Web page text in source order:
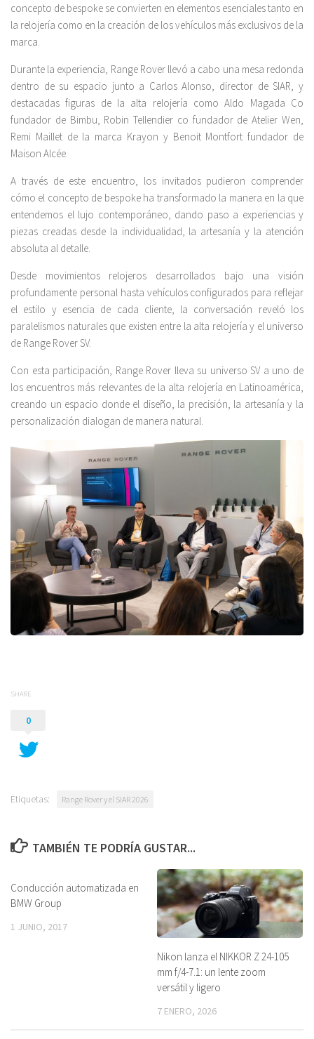
concepto de bespoke se convierten en elementos esenciales tanto en
la relojería como en la creación de los vehículos más exclusivos de la
marca.
Durante la experiencia, Range Rover llevó a cabo una mesa redonda
dentro de su espacio junto a Carlos Alonso, director de SIAR, y
destacadas figuras de la alta relojería como Aldo Magada Co
fundador de Bimbu, Robin Tellendier co fundador de Atelier Wen,
Remi Maillet de la marca Krayon y Benoit Montfort fundador de
Maison Alcée.
A través de este encuentro, los invitados pudieron comprender
cómo el concepto de bespoke ha transformado la manera en la que
entendemos el lujo contemporáneo, dando paso a experiencias y
piezas creadas desde la individualidad, la artesanía y la atención
absoluta al detalle.
Desde movimientos relojeros desarrollados bajo una visión
profundamente personal hasta vehículos configurados para reflejar
el estilo y esencia de cada cliente, la conversación reveló los
paralelismos naturales que existen entre la alta relojería y el universo
de Range Rover SV.
Con esta participación, Range Rover lleva su universo SV a uno de
los encuentros más relevantes de la alta relojería en Latinoamérica,
creando un espacio donde el diseño, la precisión, la artesanía y la
personalización dialogan de manera natural.
SHARE
0
Etiquetas: Range Rover y el SIAR 2026
TAMBIÉN TE PODRÍA GUSTAR...
Conducción automatizada en
BMW Group
1 JUNIO, 2017
Nikon lanza el NIKKOR Z 24-105
mm f/4-7.1: un lente zoom
versátil y ligero
7 ENERO, 2026